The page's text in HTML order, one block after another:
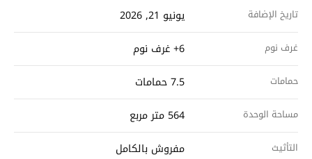
تاريخ الإضافة يونيو 21, 2026
غرف نوم 6+ غرف نوم
حمامات 7.5 حمامات
مساحة الوحدة 564 متر مربع
التأثيث مفروش بالكامل